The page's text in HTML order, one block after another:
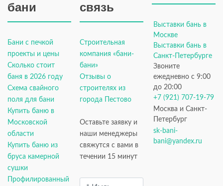
бани
Бани с печкой
проекты и цены
Сколько стоит
баня в 2026 году
Схема свайного
поля для бани
Купить баню в
Московской
области
Купить баню из
бруса камерной
сушки
Профилированный
связь
Строительная
компания «бани-
бани»
Отзывы о
строителях из
города Пестово
Оставьте заявку и
наши менеджеры
свяжутся с вами в
течении 15 минут
Выставки бань в
Москве
Выставки бань в
Санкт-Петербурге
Звоните
ежедневно с 9:00
до 20:00
+7 (921) 707-19-79
Москва и Санкт-
Петербург
sk-bani-
bani@yandex.ru